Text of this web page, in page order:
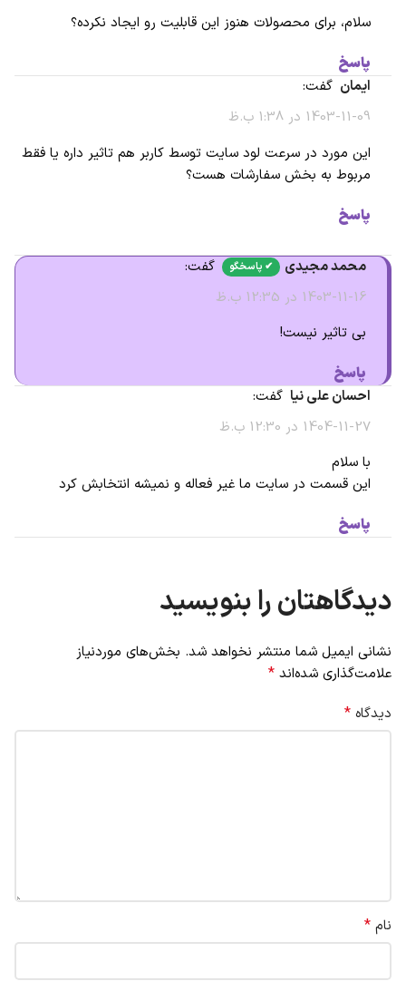
سلام، برای محصولات هنوز این قابلیت رو ایجاد نکرده؟
پاسخ
ایمان گفت:
1403-11-09 در 1:38 ب.ظ
این مورد در سرعت لود سایت توسط کاربر هم تاثیر داره یا فقط
مربوط به بخش سفارشات هست؟
پاسخ
محمد مجیدی
گفت:
1403-11-16 در 12:35 ب.ظ
بی تاثیر نیست!
پاسخ
احسان علی نیا گفت:
1404-11-27 در 12:30 ب.ظ
با سلام
این قسمت در سایت ما غیر فعاله و نمیشه انتخابش کرد
پاسخ
دیدگاهتان را بنویسید
نشانی ایمیل شما منتشر نخواهد شد. بخش‌های موردنیاز
علامت‌گذاری شده‌اند *
دیدگاه *
نام *